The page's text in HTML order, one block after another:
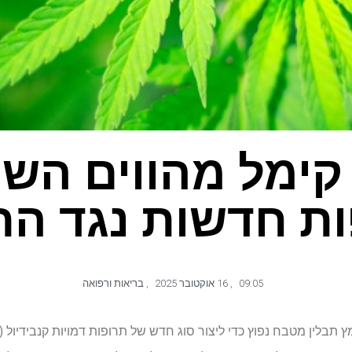
קימל מהווים
חדשות נגד
09:05
,
, בריאות ורפואה